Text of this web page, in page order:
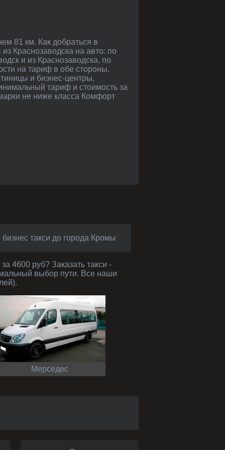
Краснозаводска на авто: по
и из Краснозаводска, по
на тариф в обе стороны.
и бизнес-центры,
тариф и стоимость за
не ниже класса Комфорт
бизнес такси до города Кромы
выбор пути. Все наши
Мерседес